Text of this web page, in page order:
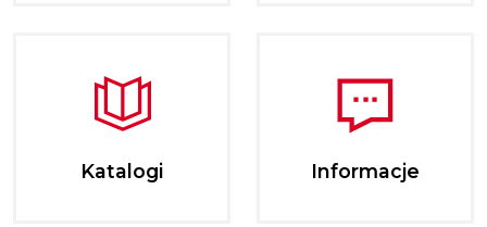
Katalogi Informacje